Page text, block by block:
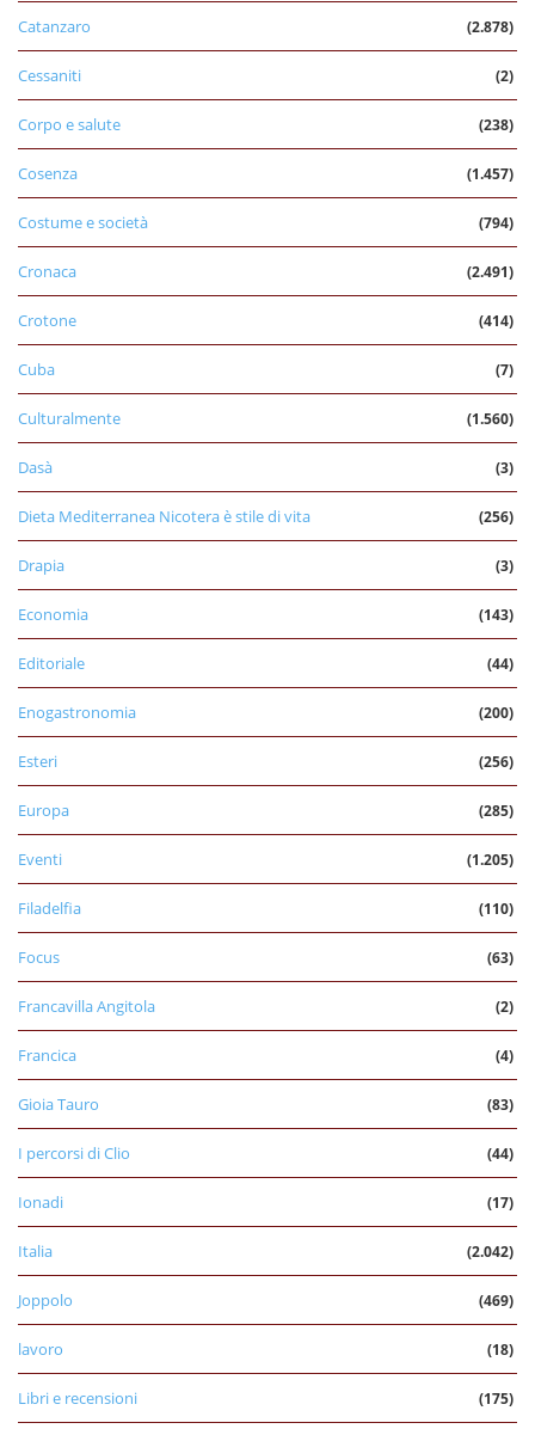
Catanzaro (2.878)
Cessaniti (2)
Corpo e salute (238)
Cosenza (1.457)
Costume e società (794)
Cronaca (2.491)
Crotone (414)
Cuba (7)
Culturalmente (1.560)
Dasà (3)
Dieta Mediterranea Nicotera è stile di vita (256)
Drapia (3)
Economia (143)
Editoriale (44)
Enogastronomia (200)
Esteri (256)
Europa (285)
Eventi (1.205)
Filadelfia (110)
Focus (63)
Francavilla Angitola (2)
Francica (4)
Gioia Tauro (83)
I percorsi di Clio (44)
Ionadi (17)
Italia (2.042)
Joppolo (469)
lavoro (18)
Libri e recensioni (175)